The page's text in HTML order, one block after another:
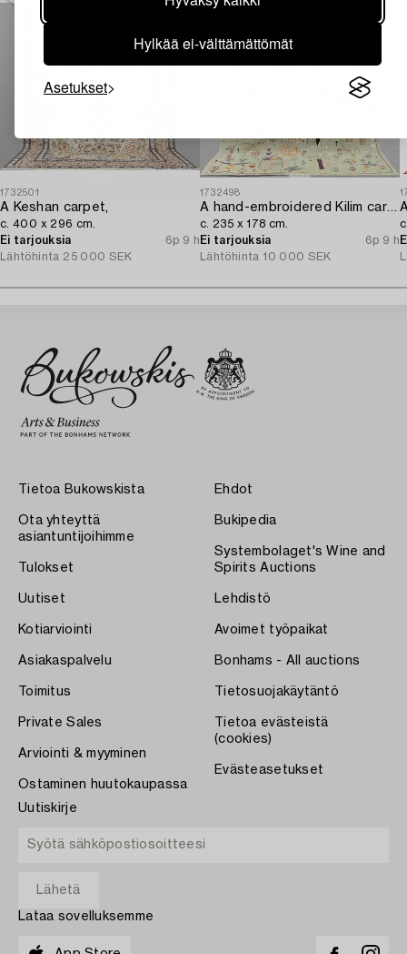
Hylkää ei-välttämättömät
Asetukset
1732501
A Keshan carpet,
c. 400 x 296 cm.
Ei tarjouksia
6p 9 h
Lähtöhinta 25 000 SEK
1732498
A hand-embroidered Kilim carpet,
c. 235 x 178 cm.
Ei tarjouksia
6p 9 h
Lähtöhinta 10 000 SEK
Tietoa Bukowskista
Ota yhteyttä
asiantuntijoihimme
Tulokset
Uutiset
Kotiarviointi
Asiakaspalvelu
Toimitus
Private Sales
Arviointi & myyminen
Ostaminen huutokaupassa
Ehdot
Bukipedia
Systembolaget's Wine and
Spirits Auctions
Lehdistö
Avoimet työpaikat
Bonhams - All auctions
Tietosuojakäytäntö
Tietoa evästeistä
(cookies)
Evästeasetukset
Uutiskirje
Lataa sovelluksemme